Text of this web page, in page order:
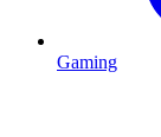
Gaming